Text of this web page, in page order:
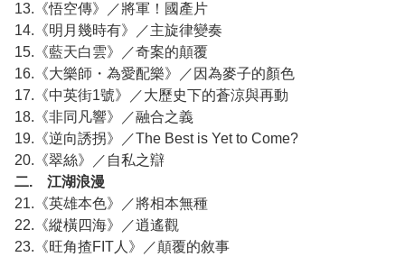
13.《悟空傳》／將軍！國產片
14.《明月幾時有》／主旋律變奏
15.《藍天白雲》／奇案的顛覆
16.《大樂師・為愛配樂》／因為麥子的顏色
17.《中英街1號》／大歷史下的蒼涼與再動
18.《非同凡響》／融合之義
19.《逆向誘拐》／The Best is Yet to Come?
20.《翠絲》／自私之辯
二. 江湖浪漫
21.《英雄本色》／將相本無種
22.《縱橫四海》／逍遙觀
23.《旺角揸FIT人》／顛覆的敘事